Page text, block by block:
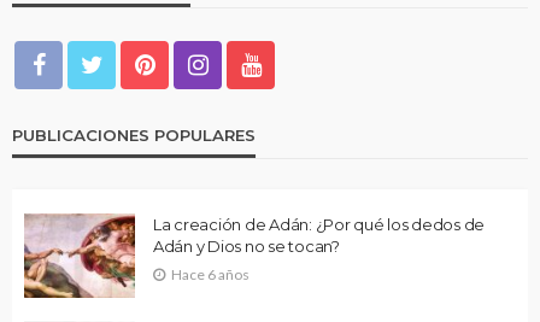
PUBLICACIONES POPULARES
La creación de Adán: ¿Por qué los dedos de
Adán y Dios no se tocan?
Hace 6 años